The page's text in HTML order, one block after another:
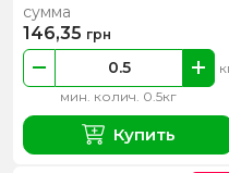
мин. колич. 0.5кг
сумма
146,35 грн
Купить